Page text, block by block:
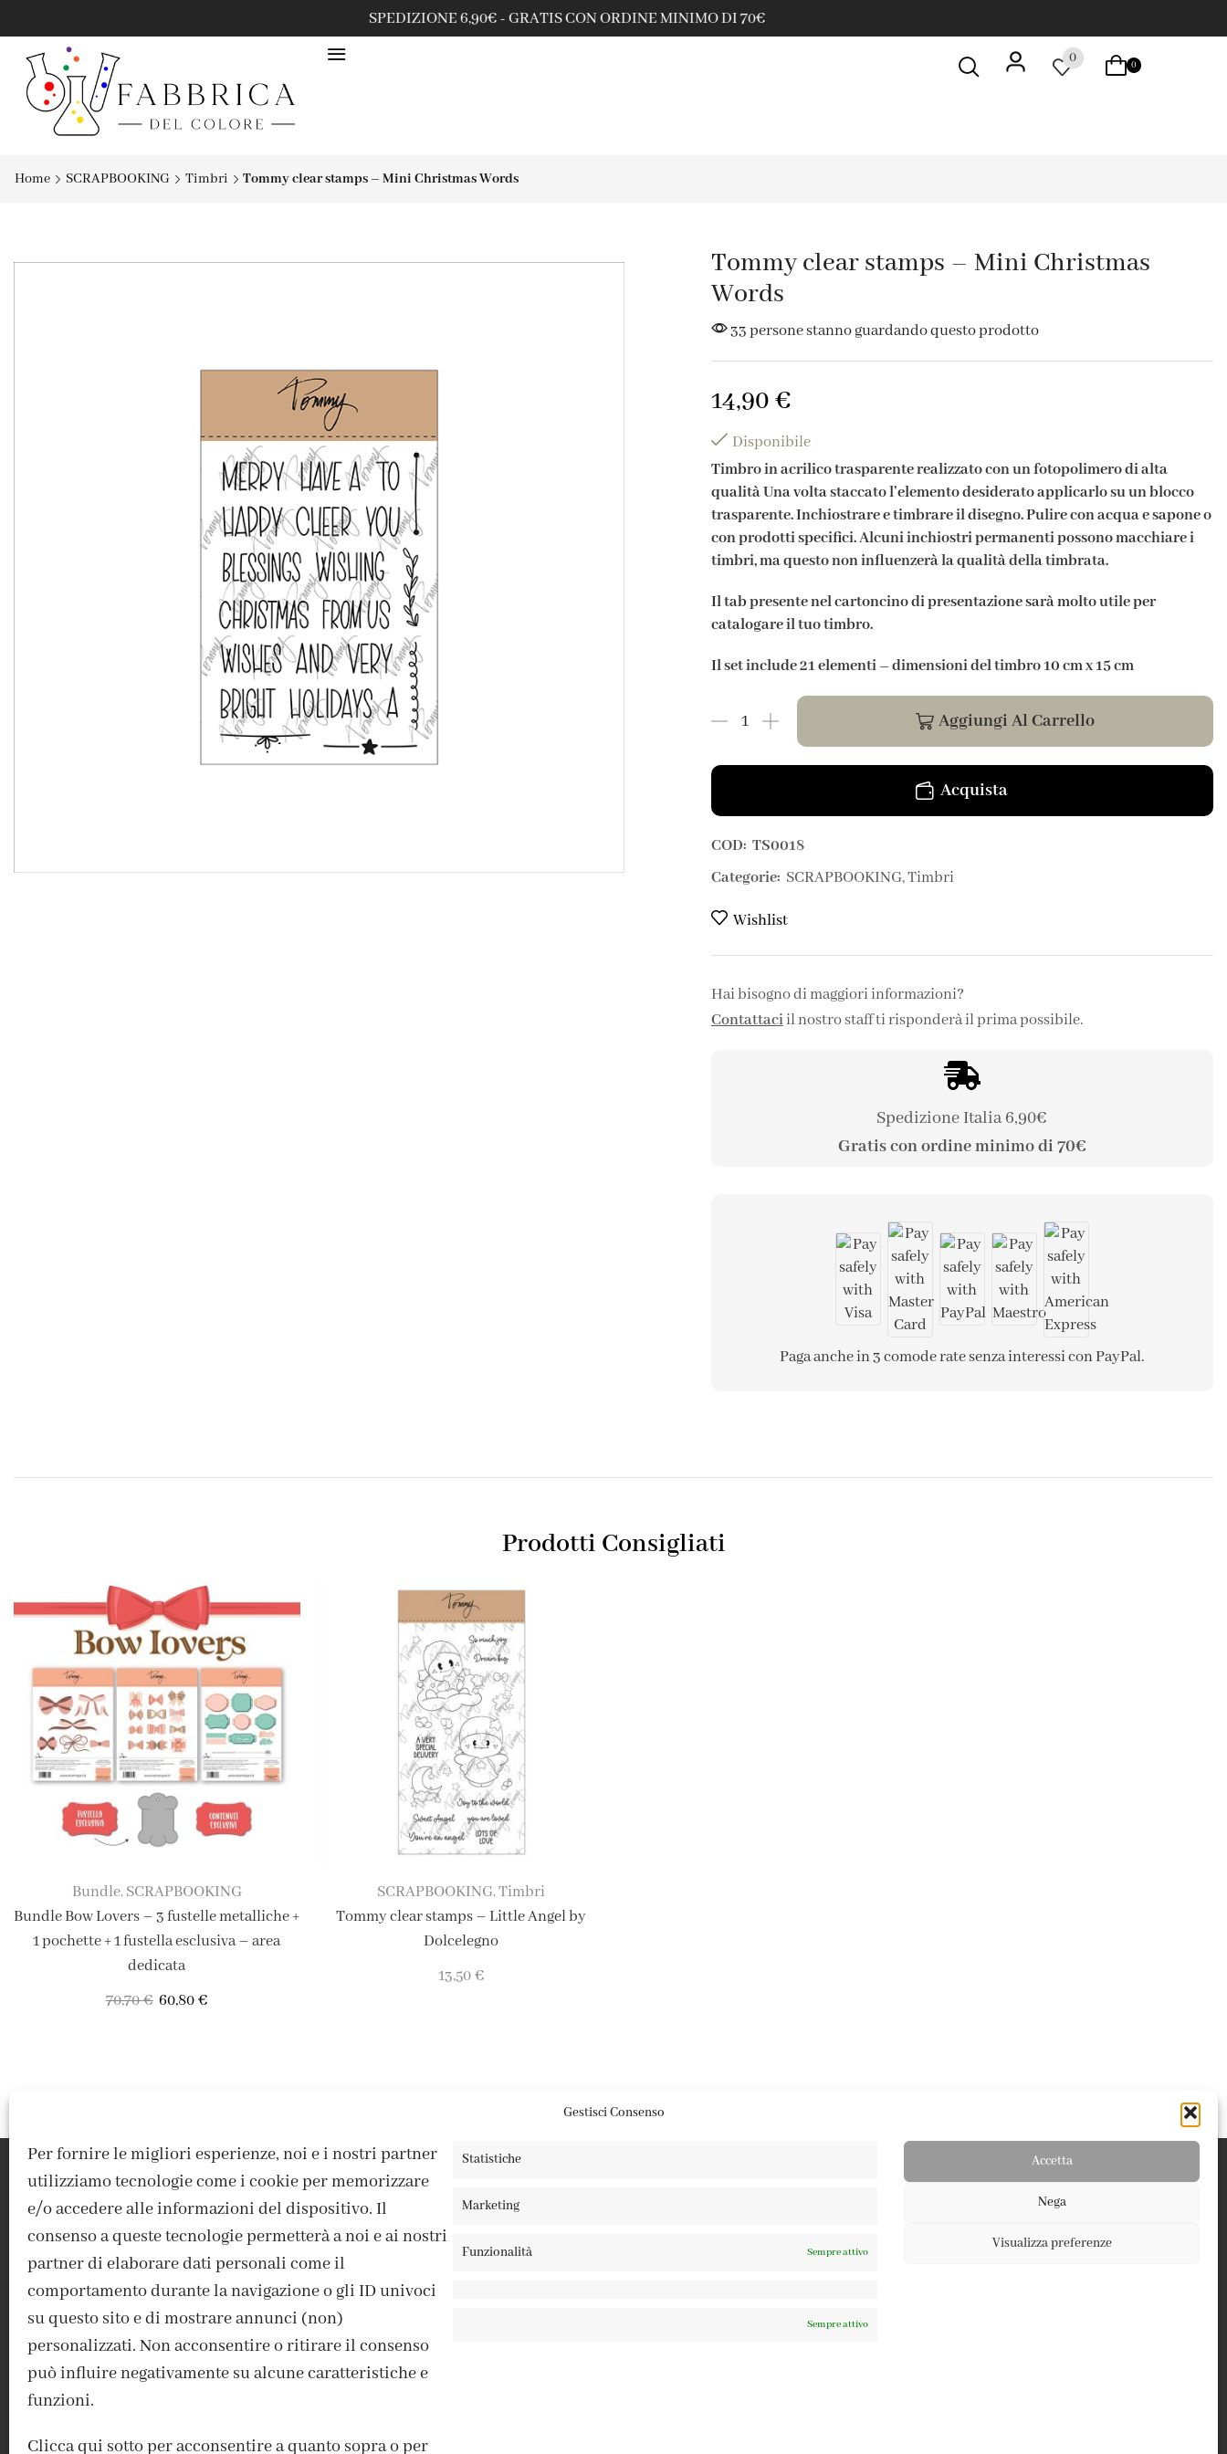
Gestisci Consenso
Per fornire le migliori esperienze, noi e i nostri partner
utilizziamo tecnologie come i cookie per memorizzare
e/o accedere alle informazioni del dispositivo. Il
consenso a queste tecnologie permetterà a noi e ai nostri
partner di elaborare dati personali come il
comportamento durante la navigazione o gli ID univoci
su questo sito e di mostrare annunci (non)
personalizzati. Non acconsentire o ritirare il consenso
può influire negativamente su alcune caratteristiche e
funzioni.
Clicca qui sotto per acconsentire a quanto sopra o per
Statistiche
Marketing
Funzionalità Sempre attivo
Sempre attivo
Accetta
Nega
Visualizza preferenze
PAGA ANCHE IN 3 RATE SENZA INTERESSI CON PAYPAL
0 0
Home SCRAPBOOKING Timbri Tommy clear stamps – Mini Christmas Words
Tommy clear stamps – Mini Christmas
Words
33 persone stanno guardando questo prodotto
14,90 €
Disponibile
Timbro in acrilico trasparente realizzato con un fotopolimero di alta
qualità Una volta staccato l’elemento desiderato applicarlo su un blocco
trasparente. Inchiostrare e timbrare il disegno. Pulire con acqua e sapone o
con prodotti specifici. Alcuni inchiostri permanenti possono macchiare i
timbri, ma questo non influenzerà la qualità della timbrata.
Il tab presente nel cartoncino di presentazione sarà molto utile per
catalogare il tuo timbro.
Il set include 21 elementi –dimensioni del timbro 10 cm x 15 cm
Aggiungi Al Carrello
Acquista
COD: TS0018
Categorie: SCRAPBOOKING,Timbri
Wishlist
Hai bisogno di maggiori informazioni?
Contattaciil nostro staff ti risponderà il prima possibile.
Spedizione Italia 6,90€
Gratis con ordine minimo di 70€
Paga anche in 3 comode rate senza interessi con PayPal.
Prodotti Consigliati
Bundle, SCRAPBOOKING
Bundle Bow Lovers – 3 fustelle metalliche +
1 pochette + 1 fustella esclusiva – area
dedicata
70,70€ 60,80€
SCRAPBOOKING,Timbri
Tommy clear stamps – Little Angel by
Dolcelegno
13,50€
ACCEDI / REGISTRATI